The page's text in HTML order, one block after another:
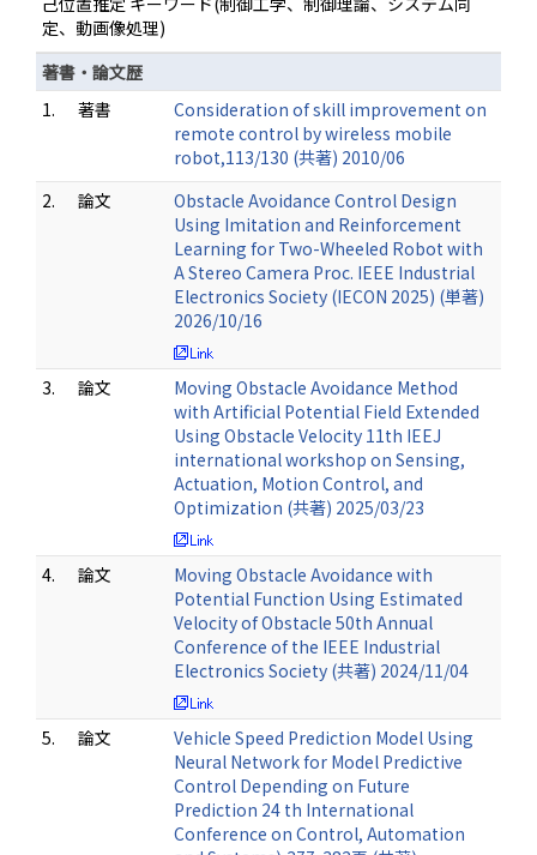
定、動画像処理)
著書・論文歴
1.
著書
Consideration of skill improvement on
remote control by wireless mobile
robot,113/130 (共著) 2010/06
2.
論文
Obstacle Avoidance Control Design
Using Imitation and Reinforcement
Learning for Two-Wheeled Robot with
A Stereo Camera Proc. IEEE Industrial
Electronics Society (IECON 2025) (単著)
2026/10/16
3. 論文
Moving Obstacle Avoidance Method
with Artificial Potential Field Extended
Using Obstacle Velocity 11th IEEJ
international workshop on Sensing,
Actuation, Motion Control, and
Optimization (共著) 2025/03/23
4. 論文
Moving Obstacle Avoidance with
Potential Function Using Estimated
Velocity of Obstacle 50th Annual
Conference of the IEEE Industrial
Electronics Society (共著) 2024/11/04
5. 論文
Vehicle Speed Prediction Model Using
Neural Network for Model Predictive
Control Depending on Future
Prediction 24 th International
Conference on Control, Automation